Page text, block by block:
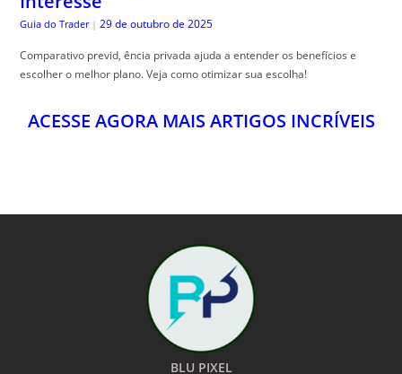
Guia do Trader | 29 de outubro de 2025
Comparativo previd, ência privada ajuda a entender os benefícios e
escolher o melhor plano. Veja como otimizar sua escolha!
ACESSE AGORA MAIS ARTIGOS INCRÍVEIS
BLU PIXEL